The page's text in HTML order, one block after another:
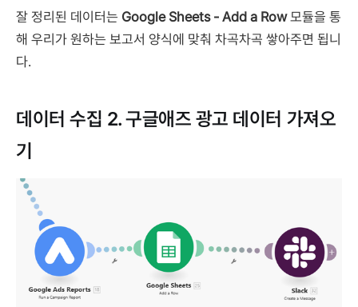
잘 정리된 데이터는 Google Sheets - Add a Row모듈을 통
해 우리가 원하는 보고서 양식에 맞춰 차곡차곡 쌓아주면 됩니
다.
데이터 수집 2. 구글애즈 광고 데이터 가져오
기